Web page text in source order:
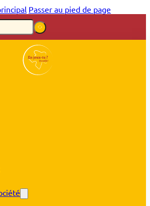
Passer au pied de page